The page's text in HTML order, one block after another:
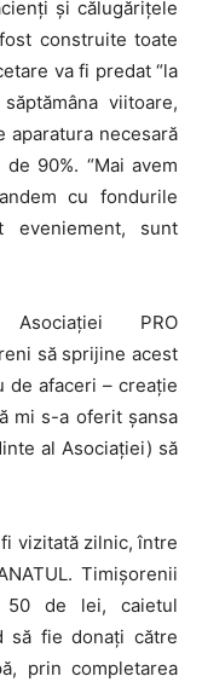
şi călugăriţele
construite toate
va fi predat “la
viitoare,
necesară
90%. “Mai avem
cu fondurile
eveniement, sunt
PRO
să sprijine acest
de afaceri – creaţie
mi s-a oferit şansa
al Asociaţiei) să
vizitată zilnic, între
Timişorenii
50 de lei, caietul
să fie donaţi către
prin completarea